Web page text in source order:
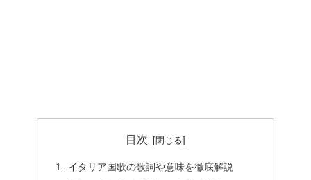
目次
イタリア国歌の歌詞や意味を徹底解説